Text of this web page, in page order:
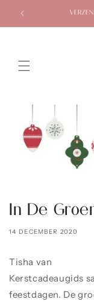
naar de
1E NL
In De
14 DECEMBER 2020
Tisha van
Kerstcadeaugids
feestdagen. De